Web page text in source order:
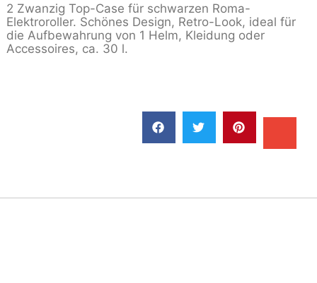
2 Zwanzig Top-Case für schwarzen Roma-
Elektroroller. Schönes Design, Retro-Look, ideal für
die Aufbewahrung von 1 Helm, Kleidung oder
Accessoires, ca. 30 l.